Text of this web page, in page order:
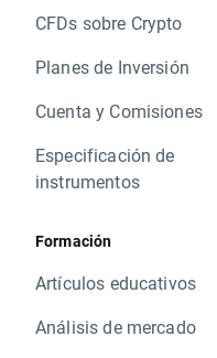
CFDs sobre Crypto
Planes de Inversión
Cuenta y Comisiones
Especificación de
instrumentos
Formación
Artículos educativos
Análisis de mercado